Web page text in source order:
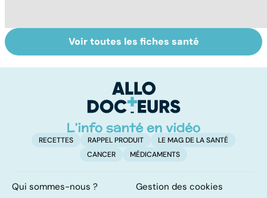
d'ovocytes,
Tout savoir sur le
cerveau
Voir toutes les fiches santé
RECETTES RAPPEL PRODUIT
LE MAG DE LA SANTÉ
CANCER
MÉDICAMENTS
Qui sommes-nous ?
Gestion des cookies